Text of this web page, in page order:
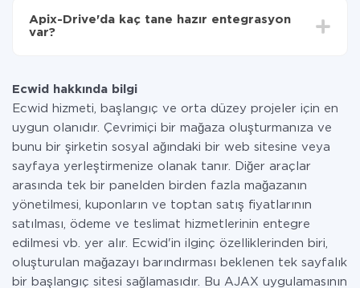
Hizmetimiz aracılığıyla yalnızca bir sisteminizden
diğerine aktarılan veri miktarı için ödeme yaparsınız.
Apix-Drive'da kaç tane hazır entegrasyon
var?
Ecwid hakkında bilgi
Ecwid hizmeti, başlangıç ve orta düzey projeler için en
uygun olanıdır. Çevrimiçi bir mağaza oluşturmanıza ve
bunu bir şirketin sosyal ağındaki bir web sitesine veya
sayfaya yerleştirmenize olanak tanır. Diğer araçlar
arasında tek bir panelden birden fazla mağazanın
yönetilmesi, kuponların ve toptan satış fiyatlarının
satılması, ödeme ve teslimat hizmetlerinin entegre
edilmesi vb. yer alır. Ecwid'in ilginç özelliklerinden biri,
oluşturulan mağazayı barındırması beklenen tek sayfalık
bir başlangıç sitesi sağlamasıdır. Bu AJAX uygulamasının